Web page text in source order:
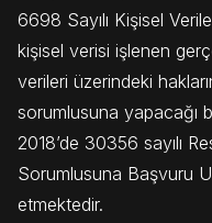
6698 Sayılı Kişisel
kişisel verisi işlenen
verileri üzerindeki
sorumlusuna yapacağı
2018’de 30356 sayılı
Sorumlusuna Başvuru
etmektedir.